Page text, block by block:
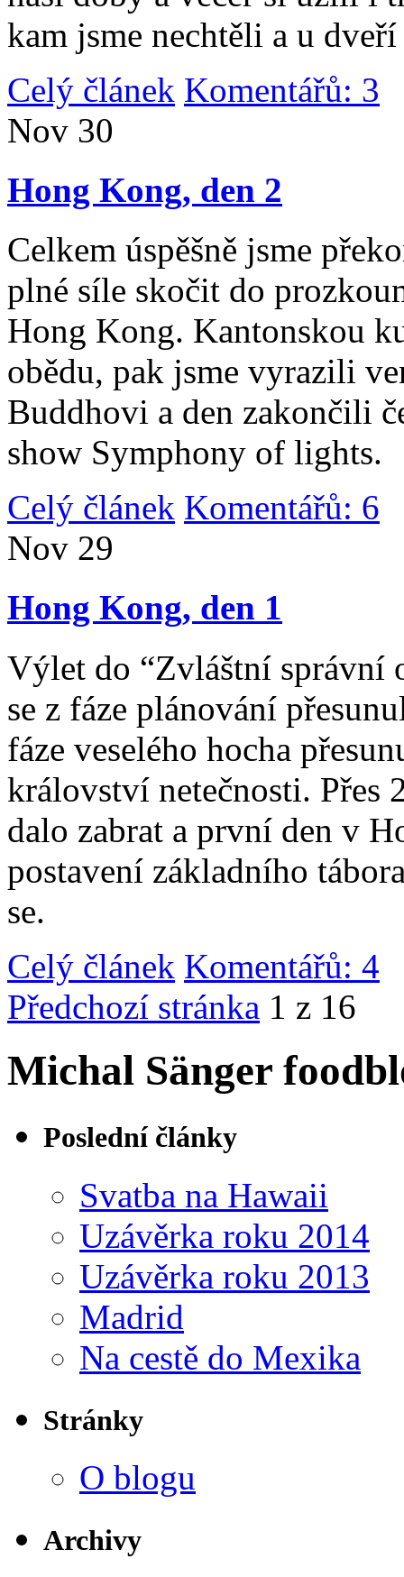
kam jsme nechtěli a u
Celý článek Komentářů: 3
Nov 30
Hong Kong, den 2
Celkem úspěšně jsme
plné síle skočit do
Hong Kong. Kantonskou
obědu, pak jsme vyrazili
Buddhovi a den zakončili
show Symphony of lights.
Celý článek Komentářů: 6
Nov 29
Hong Kong, den 1
Výlet do “Zvláštní správní
se z fáze plánování
fáze veselého hocha
království netečnosti. Přes
dalo zabrat a první den v
postavení základního
se.
Celý článek Komentářů: 4
Předchozí stránka 1 z 16
Michal Sänger
Poslední články
Svatba na Hawaii
Uzávěrka roku 2014
Uzávěrka roku 2013
Madrid
Na cestě do Mexika
Stránky
O blogu
Archivy